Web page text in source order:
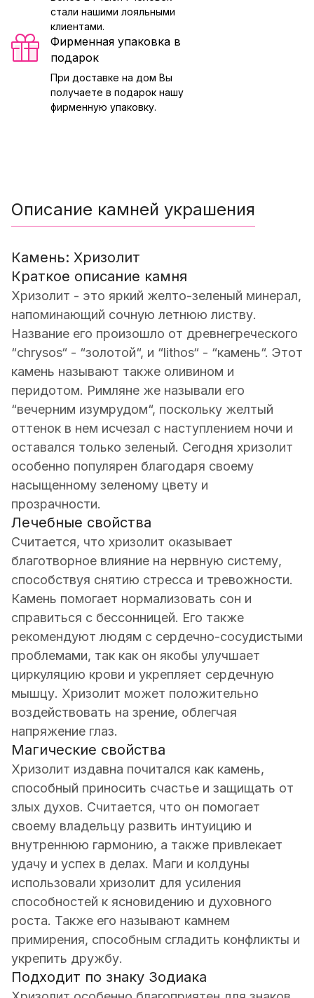
стали нашими лояльными
клиентами.
Фирменная упаковка в
подарок
При доставке на дом Вы
получаете в подарок нашу
фирменную упаковку.
Описание камней украшения
Камень: Хризолит
Краткое описание камня
Хризолит - это яркий желто-зеленый минерал,
напоминающий сочную летнюю листву.
Название его произошло от древнегреческого
“chrysos“ - “золотой“, и “lithos“ - “камень“. Этот
камень называют также оливином и
перидотом. Римляне же называли его
“вечерним изумрудом“, поскольку желтый
оттенок в нем исчезал с наступлением ночи и
оставался только зеленый. Сегодня хризолит
особенно популярен благодаря своему
насыщенному зеленому цвету и
прозрачности.
Лечебные свойства
Считается, что хризолит оказывает
благотворное влияние на нервную систему,
способствуя снятию стресса и тревожности.
Камень помогает нормализовать сон и
справиться с бессонницей. Его также
рекомендуют людям с сердечно-сосудистыми
проблемами, так как он якобы улучшает
циркуляцию крови и укрепляет сердечную
мышцу. Хризолит может положительно
воздействовать на зрение, облегчая
напряжение глаз.
Магические свойства
Хризолит издавна почитался как камень,
способный приносить счастье и защищать от
злых духов. Считается, что он помогает
своему владельцу развить интуицию и
внутреннюю гармонию, а также привлекает
удачу и успех в делах. Маги и колдуны
использовали хризолит для усиления
способностей к ясновидению и духовного
роста. Также его называют камнем
примирения, способным сгладить конфликты и
укрепить дружбу.
Подходит по знаку Зодиака